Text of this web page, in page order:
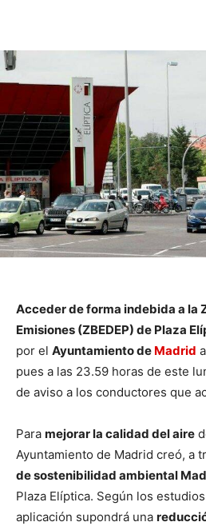
Acceder de forma indebida a la
Emisiones (ZBEDEP) de Plaza
por el Ayuntamiento de Madrid
pues a las 23.59 horas de este
de aviso a los conductores que
Para mejorar la calidad del aire
Ayuntamiento de Madrid creó, a
de sostenibilidad ambiental
Plaza Elíptica. Según los
aplicación supondrá una